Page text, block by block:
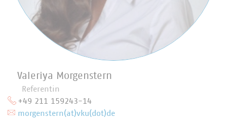
Valeriya Morgenstern
Referentin
+49 211 159243-14
morgenstern(at)vku(dot)de